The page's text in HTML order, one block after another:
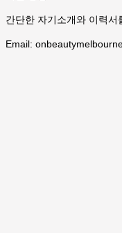
간단한 자기소개와 이력
Email: